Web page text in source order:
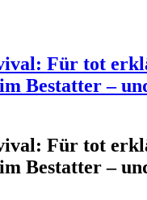
Für tot
Bestatter –
Für tot
Bestatter –